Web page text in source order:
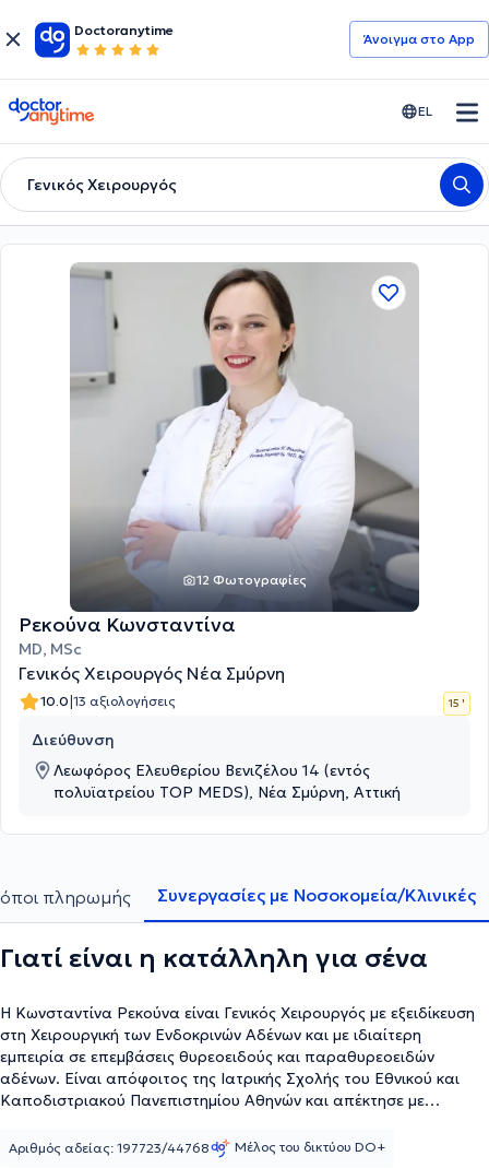
Doctoranytime
Άνοιγμα στο App
doctoranytime EL
Γενικός Χειρουργός
12 Φωτογραφίες
Ρεκούνα Κωνσταντίνα
MD, MSc
Γενικός Χειρουργός Νέα Σμύρνη
10.0|13 αξιολογήσεις 15 '
Διεύθυνση
Λεωφόρος Ελευθερίου Βενιζέλου 14 (εντός
πολυϊατρείου ΤΟP MEDS), Νέα Σμύρνη, Αττική
πληρωμής Συνεργασίες με Νοσοκομεία/Κλινικές
Γιατί είναι η κατάλληλη για σένα
Η Κωνσταντίνα Ρεκούνα είναι Γενικός Χειρουργός με εξειδίκευση
στη Χειρουργική των Ενδοκρινών Αδένων και με ιδιαίτερη
εμπειρία σε επεμβάσεις θυρεοειδούς και παραθυρεοειδών
αδένων. Είναι απόφοιτος της Ιατρικής Σχολής του Εθνικού και
Καποδιστριακού Πανεπιστημίου Αθηνών και απέκτησε με
της ειδικότητας της στο Γενικό Νοσοκομείο Αθηνών
Αριθμός αδείας: 197723/44768 Μέλος του δικτύου DO+